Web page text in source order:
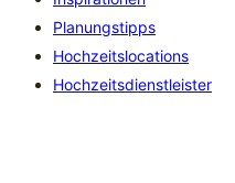
Planungstipps
Hochzeitslocations
Hochzeitsdienstleister